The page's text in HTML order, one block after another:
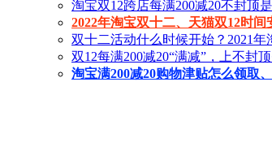
淘宝双12跨店每满200减20不封顶
2022年淘宝双十二、天猫双12时间
双十二活动什么时候开始？2021年
双12每满200减20“满减”，上不封
淘宝满200减20购物津贴怎么领取